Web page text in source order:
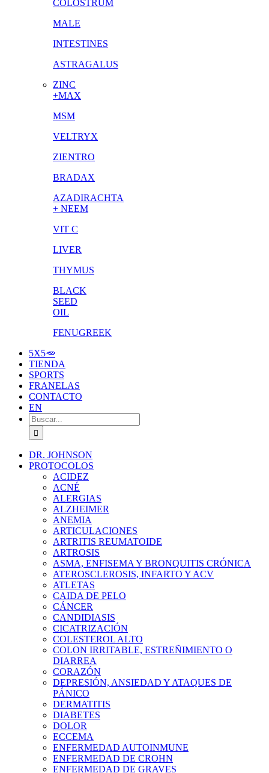
COLOSTRUM
MALE
INTESTINES
ASTRAGALUS
ZINC
+MAX
MSM
VELTRYX
ZIENTRO
BRADAX
AZADIRACHTA
+ NEEM
VIT C
LIVER
THYMUS
BLACK
SEED
OIL
FENUGREEK
5X5🥕
TIENDA
SPORTS
FRANELAS
CONTACTO
EN
Buscar:
DR. JOHNSON
PROTOCOLOS
ACIDEZ
ACNÉ
ALERGIAS
ALZHEIMER
ANEMIA
ARTICULACIONES
ARTRITIS REUMATOIDE
ARTROSIS
ASMA, ENFISEMA Y BRONQUITIS CRÓNICA
ATEROSCLEROSIS, INFARTO Y ACV
ATLETAS
CAIDA DE PELO
CÁNCER
CANDIDIASIS
CICATRIZACIÓN
COLESTEROL ALTO
COLON IRRITABLE, ESTREÑIMIENTO O
DIARREA
CORAZÓN
DEPRESIÓN, ANSIEDAD Y ATAQUES DE
PÁNICO
DERMATITIS
DIABETES
DOLOR
ECCEMA
ENFERMEDAD AUTOINMUNE
ENFERMEDAD DE CROHN
ENFERMEDAD DE GRAVES